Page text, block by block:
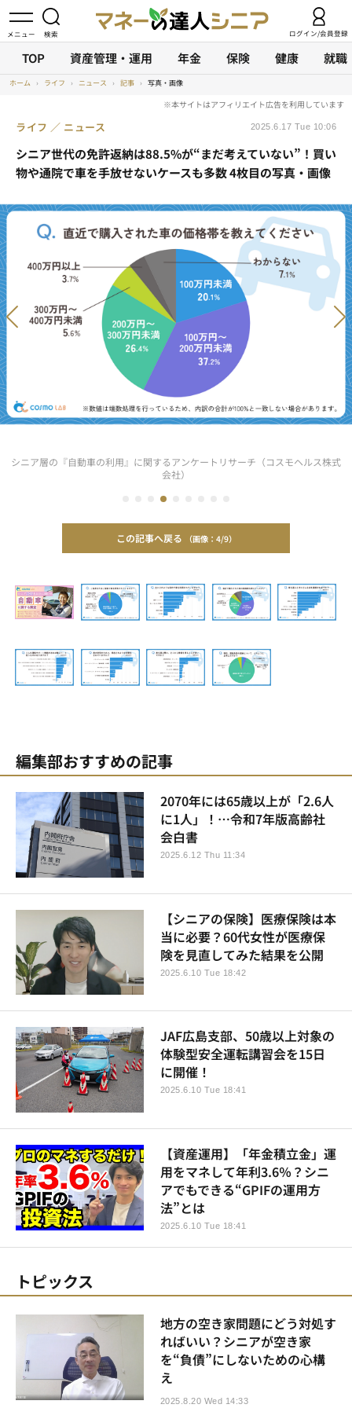
ログイン/会員登録
TOP 資産管理・運用 年金 保険 健康 就職
ホーム › ライフ › ニュース › 記事 › 写真・画像
シニア世代の免許返納は88.5%が“まだ考えていない”！買い
物や通院で車を手放せないケースも多数 4枚目の写真・画像
ライフ ニュース 2025.6.17 Tue 10:06
シニア層の『自動車の利用』に関するアンケートリサーチ（コスモヘルス株式
会社）
この記事へ戻る 4/9
編集部おすすめの記事
2070年には65歳以上が「2.6人
に1人」！…令和7年版高齢社
会白書
2025.6.12 Thu 11:34
【シニアの保険】医療保険は本
当に必要？60代女性が医療保
険を見直してみた結果を公開
2025.6.10 Tue 18:42
JAF広島支部、50歳以上対象の
体験型安全運転講習会を15日
に開催！
2025.6.10 Tue 18:41
【資産運用】「年金積立金」運
用をマネして年利3.6％？シニ
アでもできる“GPIFの運用方
法”とは
2025.6.10 Tue 18:41
トピックス
地方の空き家問題にどう対処す
ればいい？シニアが空き家
を“負債”にしないための心構
え
2025.8.20 Wed 14:33